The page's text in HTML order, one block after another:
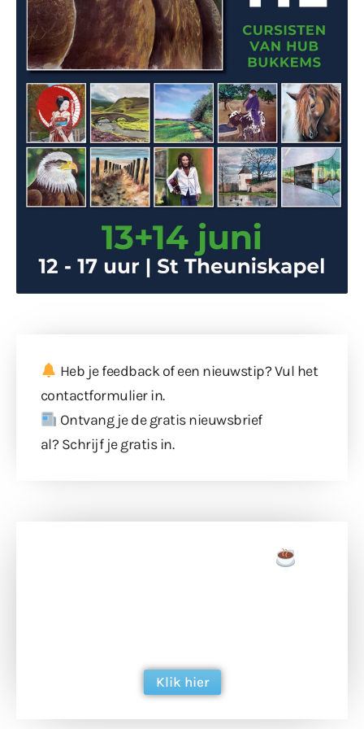
Heb je feedback of een nieuwstip? Vul het
contactformulierin.
Ontvang je de gratis nieuwsbrief
al? Schrijf je gratis in.
Klik hier